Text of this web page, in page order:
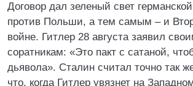
Договор дал зеленый свет
против Польши, а тем самым – и
войне. Гитлер 28 августа заявил
соратникам: «Это пакт с сатаной,
дьявола». Сталин считал точно так
что, когда Гитлер увязнет на